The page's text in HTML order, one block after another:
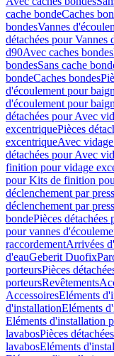
cache bondeCaches
bondesVannes
détachées pour Vannes
d90Avec caches bondes
bondesSans cache
bondeCaches bondes
d'écoulement pour
d'écoulement pour
détachées pour Avec
excentriquePièces
excentriqueAvec
détachées pour Avec
finition pour vidage
pour Kits de finition
déclenchement par
déclenchement par
bondePièces
pour vannes
raccordementArrivées
d'eauGeberit Duofix
porteursPièces
porteursRevêtements
AccessoiresEléments
d'installationEléments
Eléments d'installation
lavabosPièces
lavabosEléments